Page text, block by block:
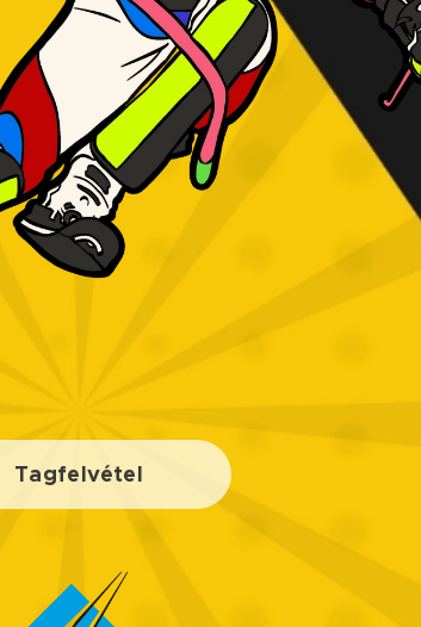
Tagfelvétel